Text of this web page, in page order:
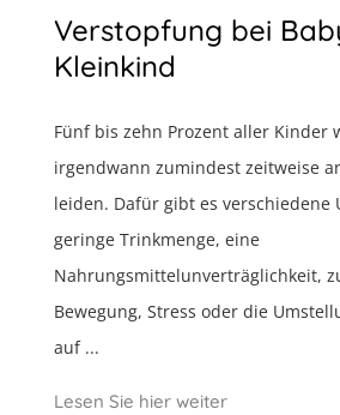
Verstopfung bei
Kleinkind
Fünf bis zehn Prozent aller Kinder
irgendwann zumindest zeitweise
leiden. Dafür gibt es verschiedene
geringe Trinkmenge, eine
Nahrungsmittelunverträglichkeit,
Bewegung, Stress oder die
auf ...
Lesen Sie hier weiter